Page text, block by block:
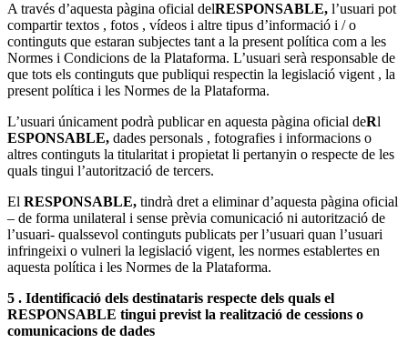
A través d’aquesta pàgina oficial delRESPONSABLE, l’usuari pot
compartir textos , fotos , vídeos i altre tipus d’informació i / o
continguts que estaran subjectes tant a la present política com a les
Normes i Condicions de la Plataforma. L’usuari serà responsable de
que tots els continguts que publiqui respectin la legislació vigent , la
present política i les Normes de la Plataforma.
L’usuari únicament podrà publicar en aquesta pàgina oficial deRl
ESPONSABLE, dades personals , fotografies i informacions o
altres continguts la titularitat i propietat li pertanyin o respecte de les
quals tingui l’autorització de tercers.
El RESPONSABLE, tindrà dret a eliminar d’aquesta pàgina oficial
– de forma unilateral i sense prèvia comunicació ni autorització de
l’usuari- qualssevol continguts publicats per l’usuari quan l’usuari
infringeixi o vulneri la legislació vigent, les normes establertes en
aquesta política i les Normes de la Plataforma.
5 . Identificació dels destinataris respecte dels quals el
RESPONSABLE tingui previst la realització de cessions o
comunicacions de dades